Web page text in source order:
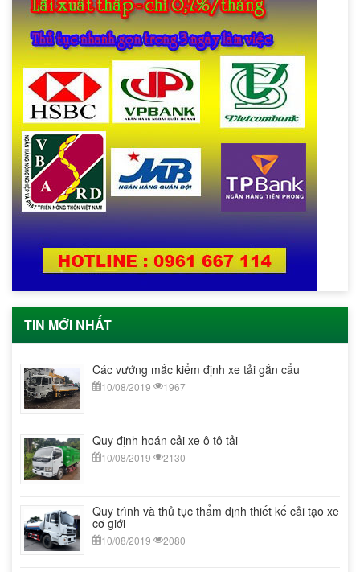
TIN MỚI NHẤT
Các vướng mắc kiểm định xe tải gắn cẩu
10/08/2019 1967
Quy định hoán cải xe ô tô tải
10/08/2019 2130
Quy trình và thủ tục thẩm định thiết kế cải tạo xe
cơ giới
10/08/2019 2080